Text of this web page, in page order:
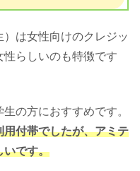
は女性向けのクレジッ
性らしいのも特徴です
の方におすすめです。
付帯でしたが、アミテ
いです。